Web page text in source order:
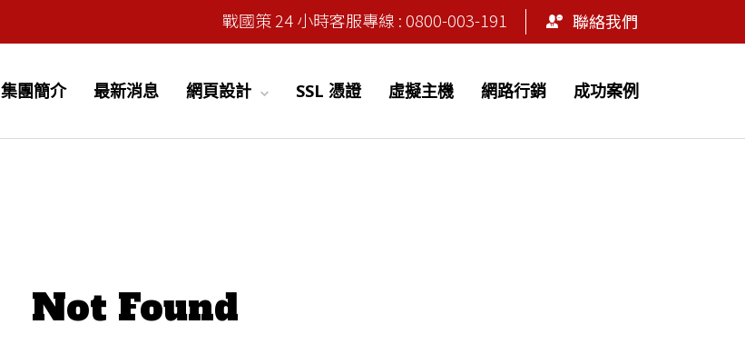
戰國策 24 小時客服專線 : 0800-003-191 聯絡我們
集團簡介 最新消息 網頁設計 SSL 憑證 虛擬主機 網路行銷 成功案例
Not Found